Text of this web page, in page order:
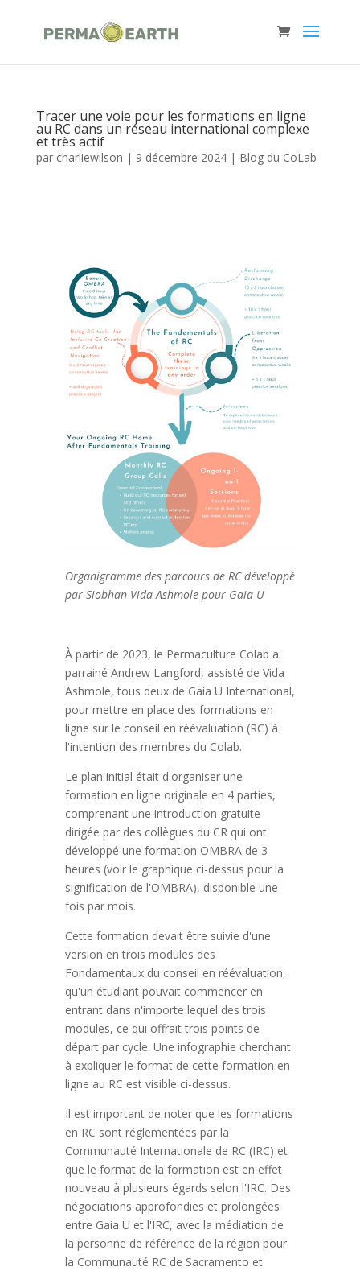
Tracer une voie pour les formations en ligne
au RC dans un réseau international complexe
et très actif
par charliewilson | 9 décembre 2024| Blog du CoLab
Organigramme des parcours de RC développé
par Siobhan Vida Ashmole pour Gaia U
À partir de 2023, le Permaculture Colab a
parrainé Andrew Langford, assisté de Vida
Ashmole, tous deux de Gaia U International,
pour mettre en place des formations en
ligne sur le conseil en réévaluation (RC) à
l'intention des membres du Colab.
Le plan initial était d'organiser une
formation en ligne originale en 4 parties,
comprenant une introduction gratuite
dirigée par des collègues du CR qui ont
développé une formation OMBRA de 3
heures (voir le graphique ci-dessus pour la
signification de l'OMBRA), disponible une
fois par mois.
Cette formation devait être suivie d'une
version en trois modules des
Fondamentaux du conseil en réévaluation,
qu'un étudiant pouvait commencer en
entrant dans n'importe lequel des trois
modules, ce qui offrait trois points de
départ par cycle. Une infographie cherchant
à expliquer le format de cette formation en
ligne au RC est visible ci-dessus.
Il est important de noter que les formations
en RC sont réglementées par la
Communauté Internationale de RC (IRC) et
que le format de la formation est en effet
nouveau à plusieurs égards selon l'IRC. Des
négociations approfondies et prolongées
entre Gaia U et l'IRC, avec la médiation de
la personne de référence de la région pour
la Communauté RC de Sacramento et